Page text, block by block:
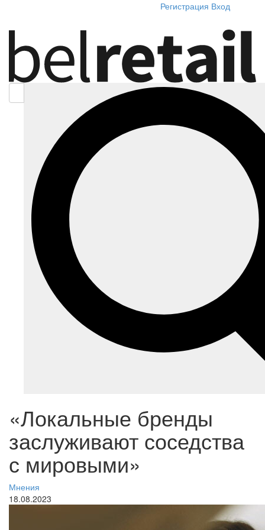
Регистрация Вход
«Локальные бренды
заслуживают соседства
с мировыми»
Мнения
18.08.2023